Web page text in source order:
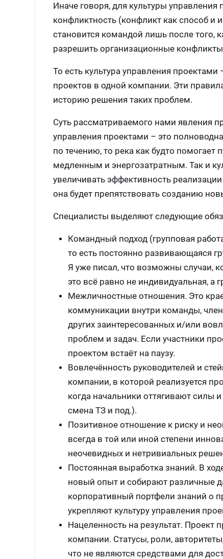
Иначе говоря, для культуры
конфликтность (конфликт как способ и
становится командой лишь после
разрешить организационные
То есть культура управления
проектов в одной компании. Эти
историю решения таких проблем.
Суть рассматриваемого нами явления
управления проектами – это
по течению, то река как будто
медленным и энергозатратным. Так и
увеличивать эффективность
она будет препятствовать созданию
Специалисты выделяют следующие
Командный подход (групповая
то есть постоянно развивающаяся
Я уже писал, что возможны случаи,
это всё равно не индивидуальная, а
Межличностные отношения. Это
коммуникации внутри команды,
других заинтересованных и/или
проблем и задач. Если участники
проектом встаёт на паузу.
Вовлечённость руководителей и
компании, в которой реализуется
когда начальники оттягивают силы
смена ТЗ и под.).
Позитивное отношение к риску и
всегда в той или иной степени
неочевидных и нетривиальных
Постоянная выработка знаний. В
новый опыт и собирают различные
корпоративный портфели знаний о
укрепляют культуру управления
Нацеленность на результат. Проект
компании. Статусы, роли,
что не являются средствами для